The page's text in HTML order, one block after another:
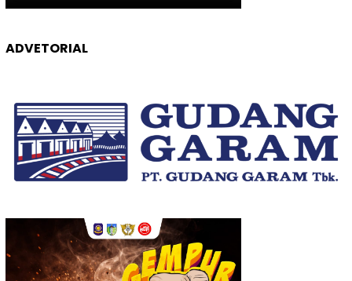
ADVETORIAL